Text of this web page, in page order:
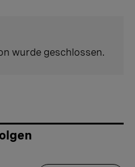
wurde geschlossen.